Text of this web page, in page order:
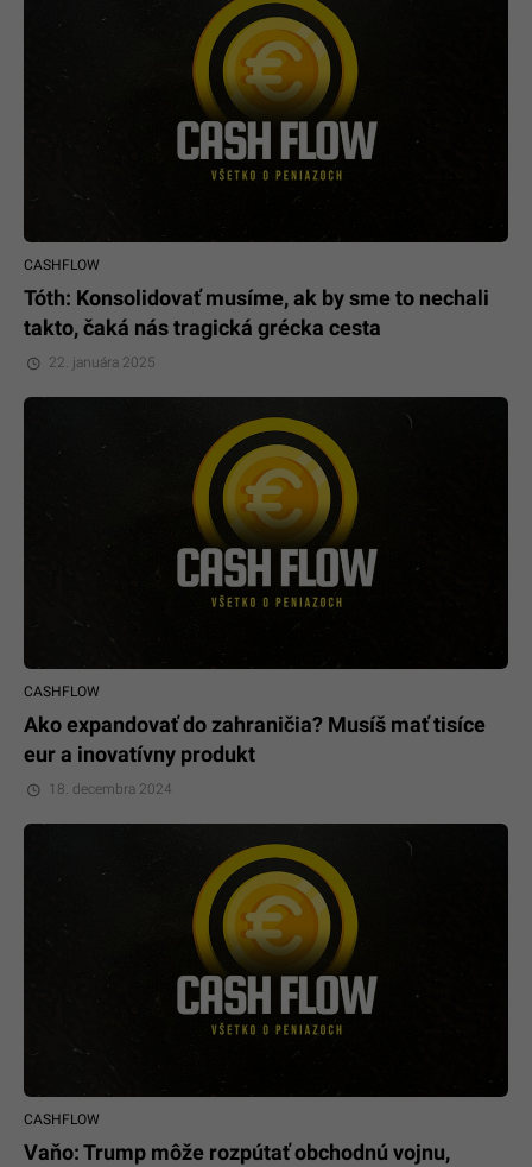
CASHFLOW
Tóth: Konsolidovať musíme, ak by sme to nechali
takto, čaká nás tragická grécka cesta
22. januára 2025
CASHFLOW
Ako expandovať do zahraničia? Musíš mať tisíce
eur a inovatívny produkt
18. decembra 2024
CASHFLOW
Vaňo: Trump môže rozpútať obchodnú vojnu,